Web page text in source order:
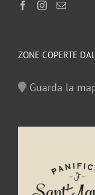
ZONE COPERTE
Guarda la